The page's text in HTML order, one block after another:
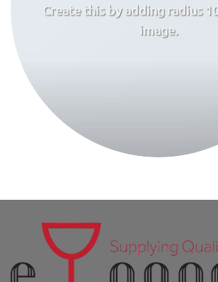
Create this by adding radius
image.